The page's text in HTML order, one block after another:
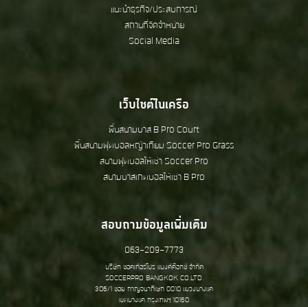
แนะนำธุรกิจ/ประสบการณ์
สถานที่จัดจำหน่าย
Social Media
เว็บไซต์ในเครือ
พื้นสนามบาส B Pro Court
พื้นสนามฟุตบอลหญ้าเทียม Soccer Pro Grass
สนามฟุตบอลให้เช่า Soccer Pro
สนามบาสเกตบอลให้เช่า B Pro
สอบถามข้อมูลเพิ้่มเติม
063-209-7773
บริษัท ซอคเก้อร์โปร แบงค์ค๊อกซ์ จำกัด
SOCCERPRO BANGKOK CO.LTD.
306/1 ซอย กาญจนาภิเษก 0010 แขวงบางแค
เขตบางแค กรุงเทพฯ 10160